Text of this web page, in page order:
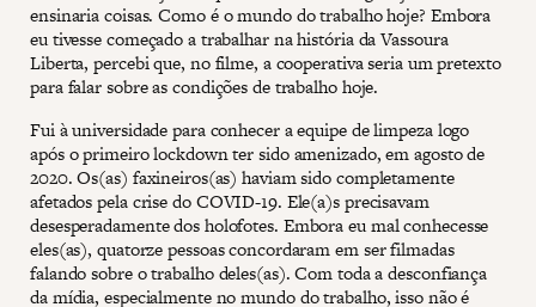
ensinaria coisas. Como é o mundo do trabalho hoje? Embora
eu tivesse começado a trabalhar na história da Vassoura
Liberta, percebi que, no filme, a cooperativa seria um pretexto
para falar sobre as condições de trabalho hoje.
Fui à universidade para conhecer a equipe de limpeza logo
após o primeiro lockdown ter sido amenizado, em agosto de
2020. Os(as) faxineiros(as) haviam sido completamente
afetados pela crise do COVID-19. Ele(a)s precisavam
desesperadamente dos holofotes. Embora eu mal conhecesse
eles(as), quatorze pessoas concordaram em ser filmadas
falando sobre o trabalho deles(as). Com toda a desconfiança
da mídia, especialmente no mundo do trabalho, isso não é